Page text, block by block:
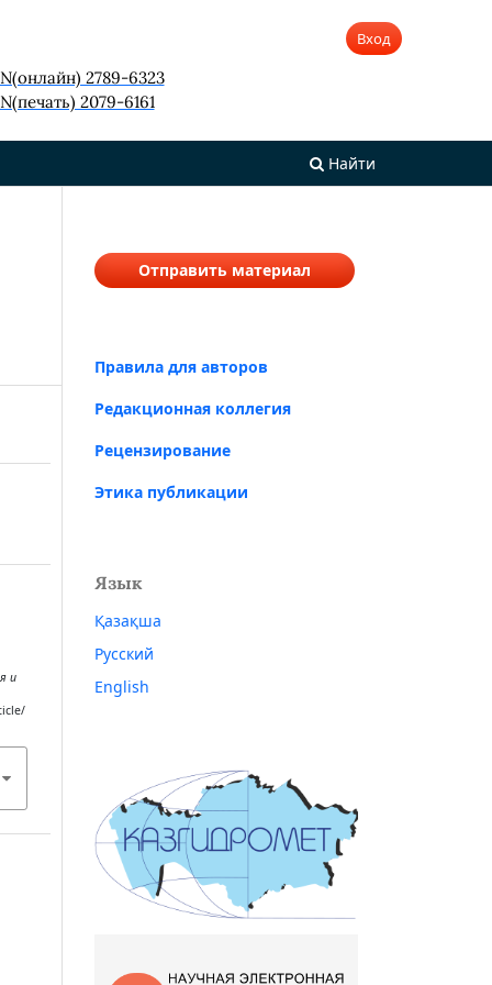
2789-6323
2079-6161
Найти
Вход
и
Отправить материал
Правила для авторов
Редакционная коллегия
Рецензирование
Этика публикации
Язык
Қазақша
Русский
English